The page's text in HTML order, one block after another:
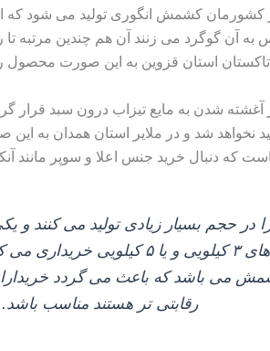
کشورمان کشمش انگوری تولید می‌ شود
به آن گوگرد می‌ زنند آن هم چندین
استان قزوین به این صورت محصول
شدن به مایع تیزاب درون سبد قرار
نخواهد شد و در ملایر استان همدان به
دنبال خرید جنس اعلا و سوپر مانند آنکه
حجم بسیار زیادی تولید می‌ کنند و
می‌ باشد که باعث می‌ گردد
رقابتی تر هستند مناسب باشد.